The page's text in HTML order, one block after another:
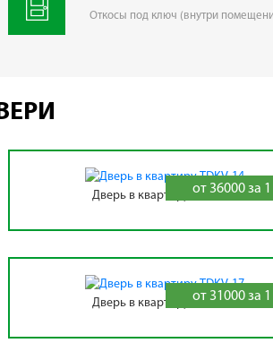
Откосы под ключ (внутри
от 36000 за
Дверь в квартиру TDKV-14
от 31000 за
Дверь в квартиру TDKV-17